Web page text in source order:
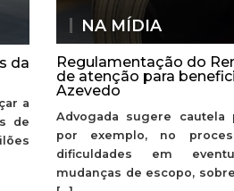
da
a
de
NA MÍDIA
Regulamentação do
de atenção para
Azevedo
Advogada sugere cautela
por exemplo, no
dificuldades em
mudanças de escopo,